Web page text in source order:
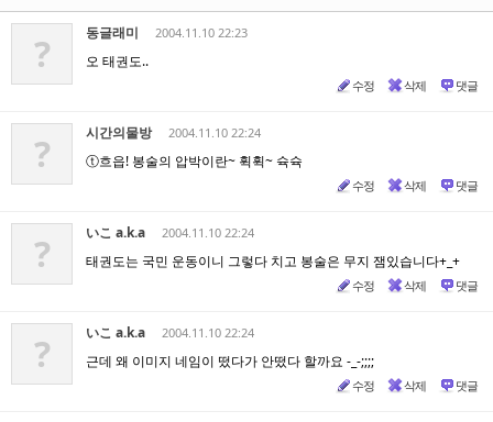
? 동글래미 2004.11.10 22:23
오 태권도..
수정 삭제 댓글
? 시간의물방 2004.11.10 22:24
ⓣ흐읍! 봉술의 압박이란~ 휙휙~ 슉슉
수정 삭제 댓글
? いこ a.k.a 2004.11.10 22:24
태권도는 국민 운동이니 그렇다 치고 봉술은 무지 잼있습니다+_+
수정 삭제 댓글
? いこ a.k.a 2004.11.10 22:24
근데 왜 이미지 네임이 떴다가 안떴다 할까요 -_-;;;;
수정 삭제 댓글